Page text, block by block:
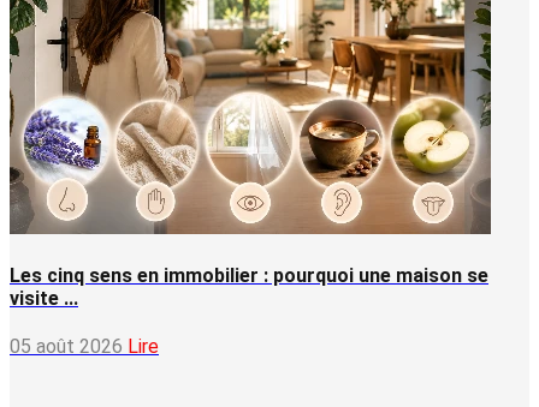
Les cinq sens en immobilier : pourquoi une maison se
visite ...
05 août 2026 Lire